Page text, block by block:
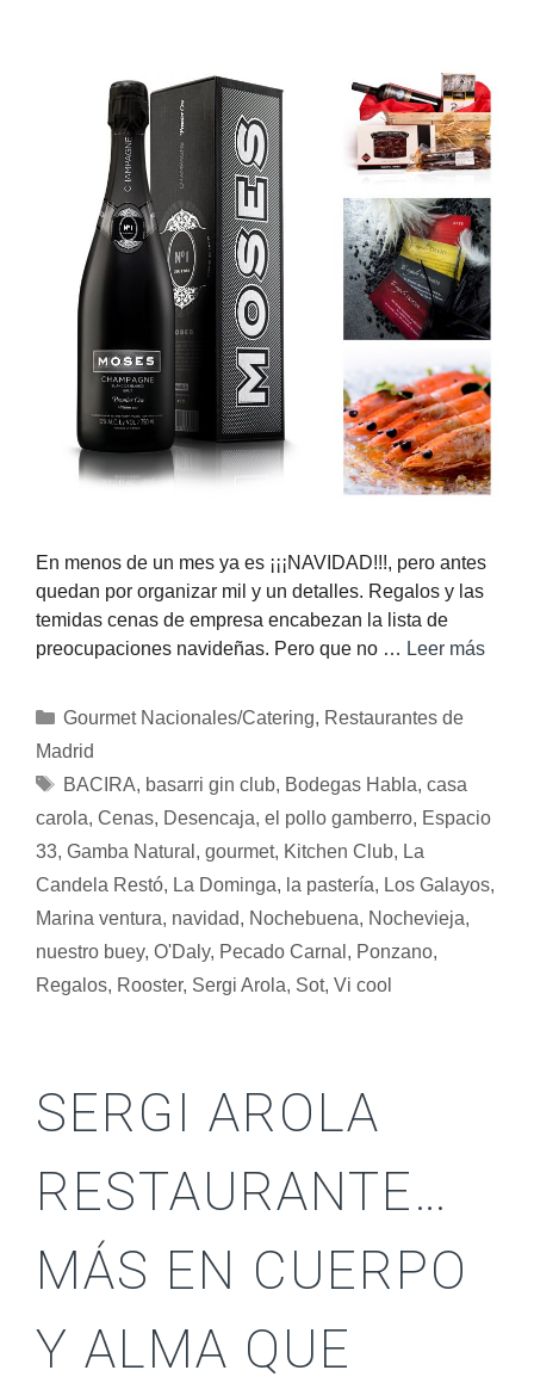
En menos de un mes ya es ¡¡¡NAVIDAD!!!, pero antes
quedan por organizar mil y un detalles. Regalos y las
temidas cenas de empresa encabezan la lista de
preocupaciones navideñas. Pero que no … Leer más
Gourmet Nacionales/Catering, Restaurantes de
Madrid
BACIRA, basarri gin club, Bodegas Habla, casa
carola, Cenas, Desencaja, el pollo gamberro, Espacio
33, Gamba Natural , gourmet, Kitchen Club, La
Candela Restó, La Dominga, la pastería, Los Galayos,
Marina ventura, navidad, Nochebuena, Nochevieja,
nuestro buey, O'Daly, Pecado Carnal , Ponzano,
Regalos, Rooster, Sergi Arola, Sot, Vi cool
SERGI AROLA
RESTAURANTE…
MÁS EN CUERPO
Y ALMA QUE